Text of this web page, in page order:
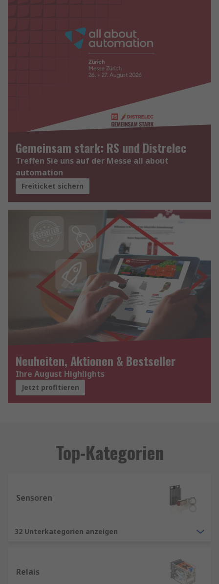
Gemeinsam stark: RS und Distrelec
Treffen Sie uns auf der Messe all about
automation
Freiticket sichern
Neuheiten, Aktionen & Bestseller
Ihre August Highlights
Jetzt profitieren
Top-Kategorien
Sensoren
32 Unterkategorien anzeigen
Relais